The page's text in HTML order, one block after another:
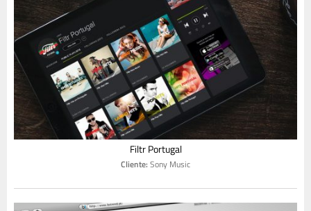
Filtr Portugal
Cliente: Sony Music